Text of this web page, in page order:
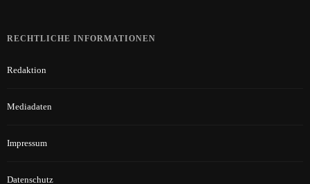
RECHTLICHE INFORMATIONEN
Redaktion
Mediadaten
Impressum
Datenschutz